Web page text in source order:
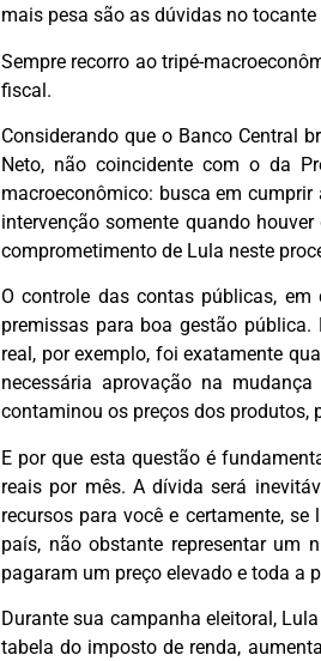
mais pesa são as dúvidas no
Sempre recorro ao tripé-
fiscal.
Considerando que o Banco Central
Neto, não coincidente com o da
macroeconômico: busca em
intervenção somente quando
comprometimento de Lula neste
O controle das contas públicas,
premissas para boa gestão
real, por exemplo, foi exatamente
necessária aprovação na
contaminou os preços dos produtos,
E por que esta questão é
reais por mês. A dívida será
recursos para você e certamente,
país, não obstante representar um
pagaram um preço elevado e toda a
Durante sua campanha eleitoral,
tabela do imposto de renda,